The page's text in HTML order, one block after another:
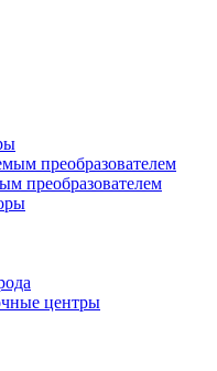
преобразователем
преобразователем
центры